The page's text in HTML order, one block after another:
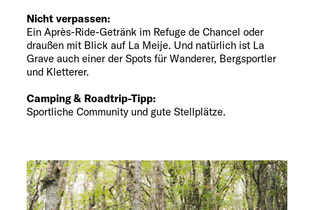
Nicht verpassen:
Ein Après-Ride-Getränk im Refuge de Chancel oder
draußen mit Blick auf La Meije. Und natürlich ist La
Grave auch einer der Spots für Wanderer, Bergsportler
und Kletterer.
Camping & Roadtrip-Tipp:
Sportliche Community und gute Stellplätze.